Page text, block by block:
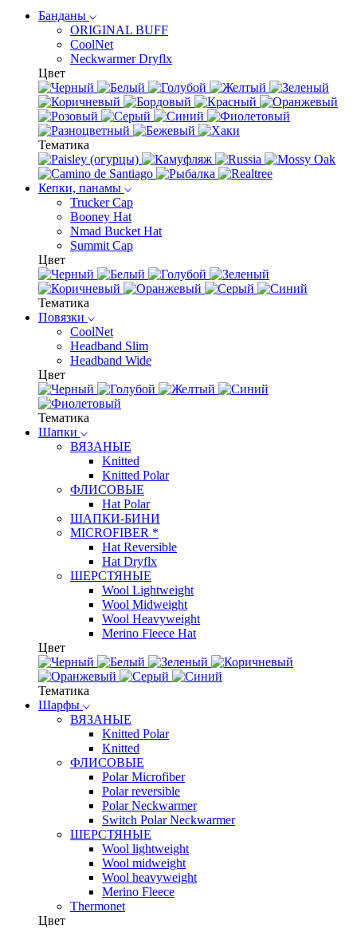
Банданы
ORIGINAL BUFF
CoolNet
Neckwarmer Dryflx
Цвет
Тематика
Кепки, панамы
Trucker Cap
Booney Hat
Nmad Bucket Hat
Summit Cap
Цвет
Тематика
Повязки
CoolNet
Headband Slim
Headband Wide
Цвет
Тематика
Шапки
ВЯЗАНЫЕ
Knitted
Knitted Polar
ФЛИСОВЫЕ
Hat Polar
ШАПКИ-БИНИ
MICROFIBER *
Hat Reversible
Hat Dryflx
ШЕРСТЯНЫЕ
Wool Lightweight
Wool Midweight
Wool Heavyweight
Merino Fleece Hat
Цвет
Тематика
Шарфы
ВЯЗАНЫЕ
Knitted Polar
Knitted
ФЛИСОВЫЕ
Polar Microfiber
Polar reversible
Polar Neckwarmer
Switch Polar Neckwarmer
ШЕРСТЯНЫЕ
Wool lightweight
Wool midweight
Wool heavyweight
Merino Fleece
Thermonet
Цвет